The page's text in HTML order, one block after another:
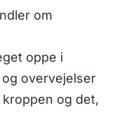
om
oppe i
overvejelser
og det,